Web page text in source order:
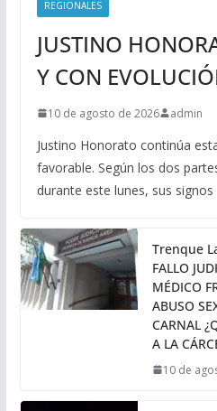
REGIONALES
JUSTINO
Y CON
10 de agosto de 2026 admin
Justino Honorato continúa
favorable. Según los dos
durante este lunes, sus signos
Trenque
FALLO
MÉDICO
ABUSO
CARNAL
A LA
10 de